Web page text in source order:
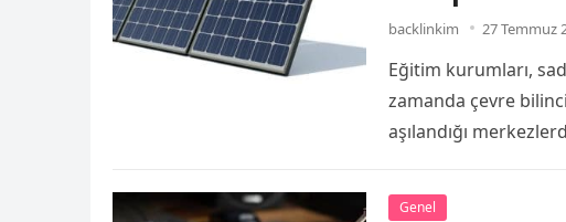
backlinkim 27 Temmuz
Eğitim kurumları,
zamanda çevre
aşılandığı
Genel